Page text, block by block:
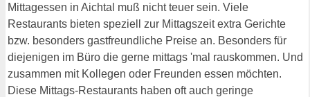
Mittagessen in Aichtal muß nicht teuer sein. Viele
Restaurants bieten speziell zur Mittagszeit extra Gerichte
bzw. besonders gastfreundliche Preise an. Besonders für
diejenigen im Büro die gerne mittags 'mal rauskommen. Und
zusammen mit Kollegen oder Freunden essen möchten.
Diese Mittags-Restaurants haben oft auch geringe